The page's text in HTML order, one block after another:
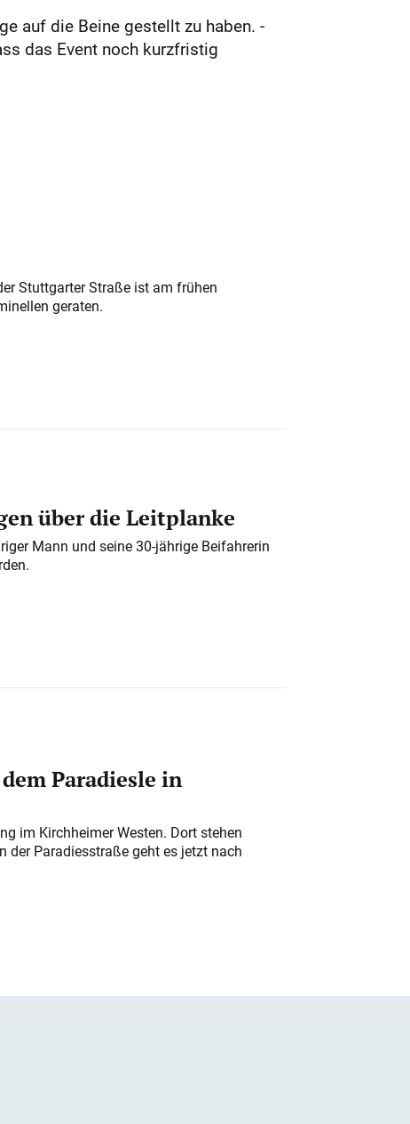
auf die Beine gestellt zu haben.
das Event noch kurzfristig
Stuttgarter Straße ist am frühen
geraten.
über die Leitplanke
Mann und seine 30-jährige Beifahrerin
Paradiesle in
im Kirchheimer Westen. Dort stehen
der Paradiesstraße geht es jetzt nach